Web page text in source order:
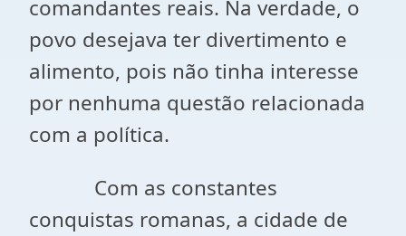
comandantes reais. Na verdade, o
povo desejava ter divertimento e
alimento, pois não tinha interesse
por nenhuma questão relacionada
com a política.
Com as constantes
conquistas romanas, a cidade de